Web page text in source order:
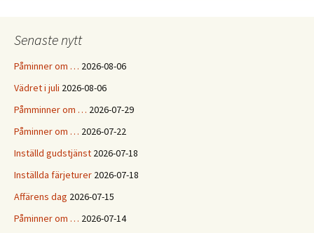
Senaste nytt
Påminner om … 2026-08-06
Vädret i juli 2026-08-06
Påmminner om … 2026-07-29
Påminner om … 2026-07-22
Inställd gudstjänst 2026-07-18
Inställda färjeturer 2026-07-18
Affärens dag 2026-07-15
Påminner om … 2026-07-14